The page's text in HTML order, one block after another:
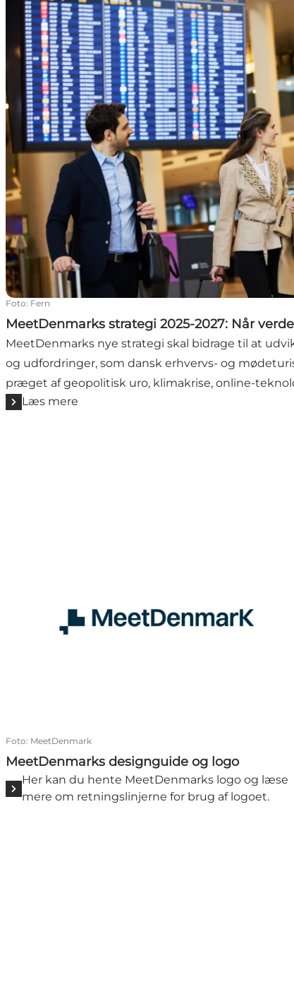
Foto: Fern
MeetDenmarks strategi 2025-2027: Når
MeetDenmarks nye strategi skal bidrage til at
og udfordringer, som dansk erhvervs- og
præget af geopolitisk uro, klimakrise, online-
Læs mere
Foto: MeetDenmark
MeetDenmarks designguide og logo
Her kan du hente MeetDenmarks logo og læse
mere om retningslinjerne for brug af logoet.